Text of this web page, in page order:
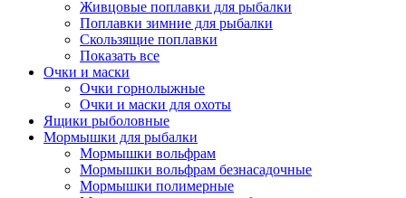
Живцовые поплавки для рыбалки
Поплавки зимние для рыбалки
Скользящие поплавки
Показать все
Очки и маски
Очки горнолыжные
Очки и маски для охоты
Ящики рыболовные
Мормышки для рыбалки
Мормышки вольфрам
Мормышки вольфрам безнасадочные
Мормышки полимерные